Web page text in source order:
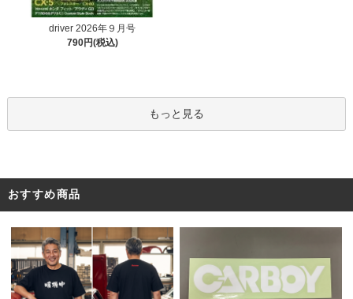
driver 2026年９月号
790円(税込)
もっと見る
おすすめ商品